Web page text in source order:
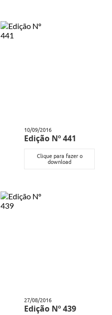
10/09/2016
Edição Nº 441
Clique para fazer o
download
27/08/2016
Edição Nº 439